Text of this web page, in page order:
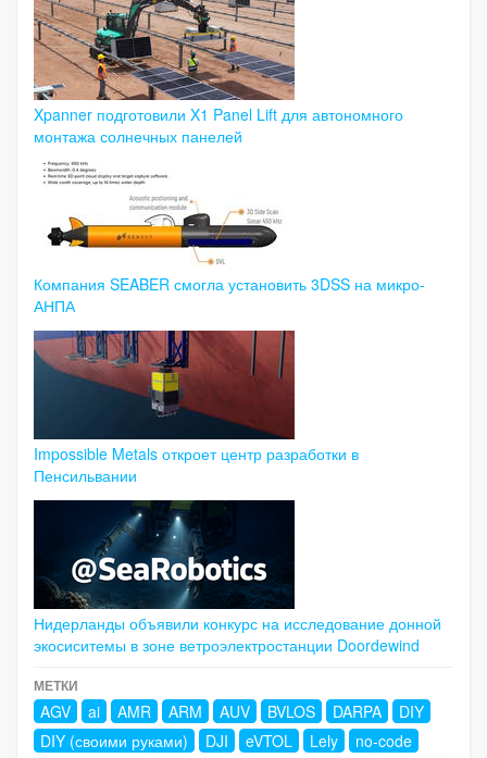
Xpanner подготовили X1 Panel Lift для автономного
монтажа солнечных панелей
Компания SEABER смогла установить 3DSS на микро-
АНПА
Impossible Metals откроет центр разработки в
Пенсильвании
Нидерланды объявили конкурс на исследование донной
экосиситемы в зоне ветроэлектростанции Doordewind
МЕТКИ
AGV ai AMR ARM AUV BVLOS DARPA
DIY
DIY (своими руками)
DJI eVTOL Lely
no-code